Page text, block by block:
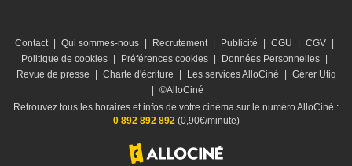
Contact Qui sommes-nous Recrutement Publicité CGU CGV
Politique de cookies
Préférences cookies Données Personnelles
Revue de presse
Charte d'écriture Les services AlloCiné
Gérer Utiq
©AlloCiné
Retrouvez tous les horaires et infos de votre cinéma sur le numéro AlloCiné :
0 892 892 892(0,90€/minute)